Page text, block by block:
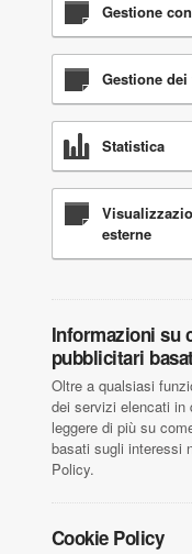
Gestione
Gestione dei
Statistica
esterne
Informazioni su
pubblicitari
Oltre a qualsiasi
dei servizi elencati in
leggere di più su
basati sugli interessi
Policy.
Cookie Policy